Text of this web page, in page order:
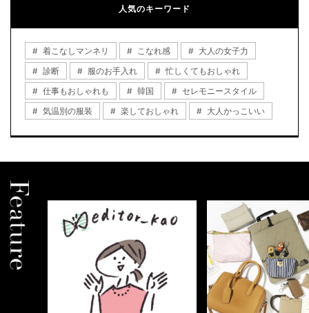
人気のキーワード
着こなしマンネリ こなれ感
大人の女子力
診断
服のお手入れ
忙しくてもおしゃれ
仕事もおしゃれも
韓国
セレモニースタイル
気温別の服装
楽しておしゃれ 大人かっこいい